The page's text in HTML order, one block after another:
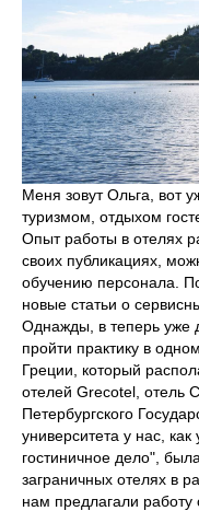
Меня зовут Ольга, вот
туризмом, отдыхом
Опыт работы в отелях
своих публикациях,
обучению персонала.
новые статьи о
Однажды, в теперь уже
пройти практику в
Греции, который
отелей Grecotel, отель
Петербургского
университета у нас,
гостиничное дело",
заграничных отелях в
нам предлагали